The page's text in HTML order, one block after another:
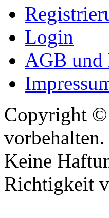
Login
AGB und
Copyright
vorbehalten.
Keine
Richtigkeit